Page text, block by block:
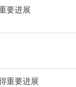
要进展
重要进展